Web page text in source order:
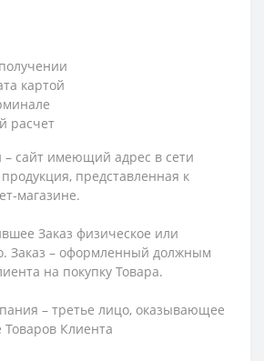
картой
расчет
– сайт имеющий адрес в сети
представленная к
магазине.
Заказ физическое или
Заказ – оформленный должным
на покупку Товара.
– третье лицо, оказывающее
Товаров Клиента